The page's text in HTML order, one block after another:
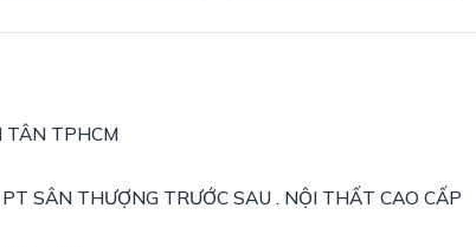
TÂN TPHCM
SÂN THƯỢNG TRƯỚC SAU . NỘI THẤT CAO CẤP